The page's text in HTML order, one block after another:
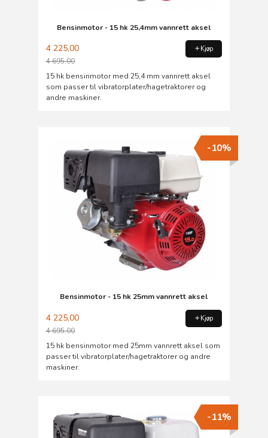
Bensinmotor - 15 hk 25,4mm vannrett aksel
4 225,00
4 695,00
Rabatt
Kjøp
15 hk bensinmotor med 25,4 mm vannrett aksel
som passer til vibratorplater/hagetraktorer og
andre maskiner.
Bensinmotor - 15 hk 25mm vannrett aksel
4 225,00
4 695,00
Rabatt
-10%
Kjøp
15 hk bensinmotor med 25mm vannrett aksel som
passer til vibratorplater/hagetraktorer og andre
maskiner.
-11%